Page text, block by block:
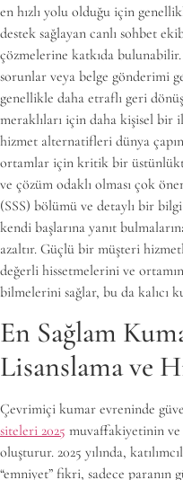
en hızlı yolu olduğu için
destek sağlayan canlı sohbet
çözmelerine katkıda
sorunlar veya belge gönderimi
genellikle daha etraflı geri
meraklıları için daha kişisel
hizmet alternatifleri dünya
ortamlar için kritik bir
ve çözüm odaklı olması çok
(SSS) bölümü ve detaylı bir bilgi
kendi başlarına yanıt
azaltır. Güçlü bir müşteri
değerli hissetmelerini ve
bilmelerini sağlar, bu da kalıcı
En Sağlam
Lisanslama ve
Çevrimiçi kumar evreninde
siteleri 2025 muvaffakiyetinin ve
oluşturur. 2025 yılında,
“emniyet” fikri, sadece paranın